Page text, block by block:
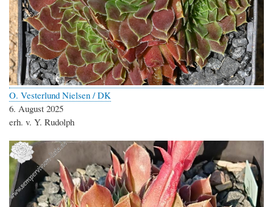
O. Vesterlund Nielsen / DK
6. August 2025
erh. v. Y. Rudolph